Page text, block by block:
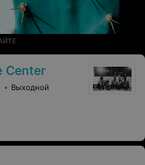
Center
Выходной